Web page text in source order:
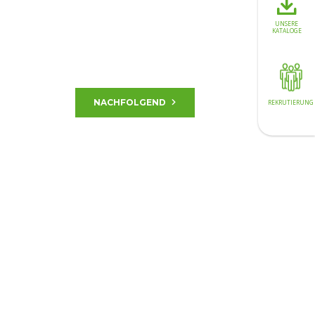
UNSERE
KATALOGE
REKRUTIERUNG
Produktivitätsgewinn.
NACHFOLGEND